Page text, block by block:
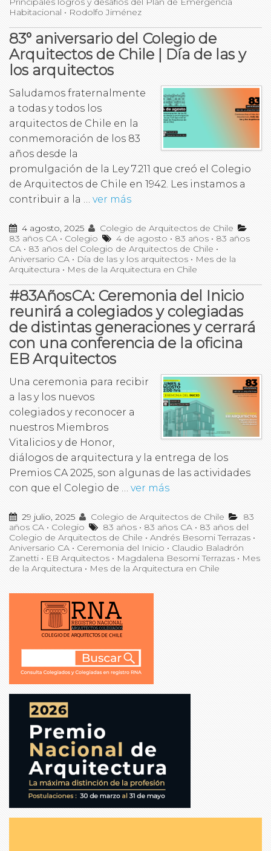
Habitacional • Rodolfo Jiménez
83° aniversario del Colegio de
Arquitectos de Chile | Día de las y
los arquitectos
Saludamos fraternalmente
a todas y todos los
arquitectos de Chile en la
conmemoración de los 83
años desde la
promulgación de la Ley 7.211 que creó el Colegio
de Arquitectos de Chile en 1942. Les instamos a
contribuir a la … ver más
4 agosto, 2025
Colegio de Arquitectos de Chile
83 años CA • Colegio 4 de agosto • 83 años • 83 años
CA • 83 años del Colegio de Arquitectos de Chile •
Aniversario CA • Día de las y los arquitectos • Mes de la
Arquitectura • Mes de la Arquitectura en Chile
#83AñosCA: Ceremonia del Inicio
reunirá a colegiados y colegiadas
de distintas generaciones y cerrará
con una conferencia de la oficina
EB Arquitectos
Una ceremonia para recibir
a las y los nuevos
colegiados y reconocer a
nuestros Miembros
Vitalicios y de Honor,
diálogos de arquitectura y la entrega de los
Premios CA 2025, son algunas de las actividades
con que el Colegio de … ver más
29 julio, 2025 Colegio de Arquitectos de Chile
83
años CA • Colegio 83 años • 83 años CA • 83 años del
Colegio de Arquitectos de Chile • Andrés Besomi Terrazas •
Aniversario CA • Ceremonia del Inicio • Claudio Baladrón
Zanetti • EB Arquitectos • Magdalena Besomi Terrazas • Mes
de la Arquitectura • Mes de la Arquitectura en Chile